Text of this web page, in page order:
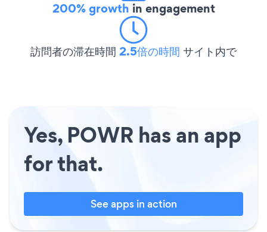
200% growth in engagement
訪問者の滞在時間 2.5倍の時間 サイト内で
Yes, POWR has an app
for that.
See apps in action